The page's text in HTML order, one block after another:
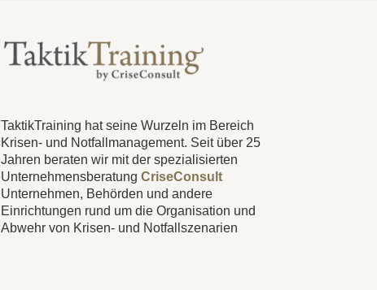
TaktikTraining hat seine Wurzeln im Bereich
Krisen- und Notfallmanagement. Seit über 25
Jahren beraten wir mit der spezialisierten
Unternehmensberatung CriseConsult
Unternehmen, Behörden und andere
Einrichtungen rund um die Organisation und
Abwehr von Krisen- und Notfallszenarien